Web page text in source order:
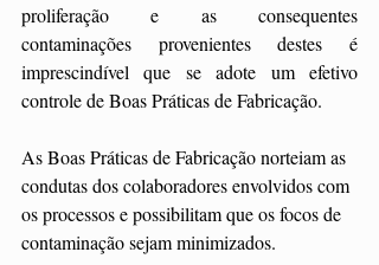
proliferação e as consequentes
contaminações provenientes destes é
imprescindível que se adote um efetivo
controle de Boas Práticas de Fabricação.
As Boas Práticas de Fabricação norteiam as
condutas dos colaboradores envolvidos com
os processos e possibilitam que os focos de
contaminação sejam minimizados.